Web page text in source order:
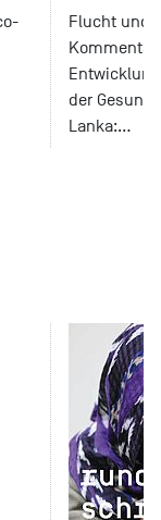
Flucht und
der
Lanka:…